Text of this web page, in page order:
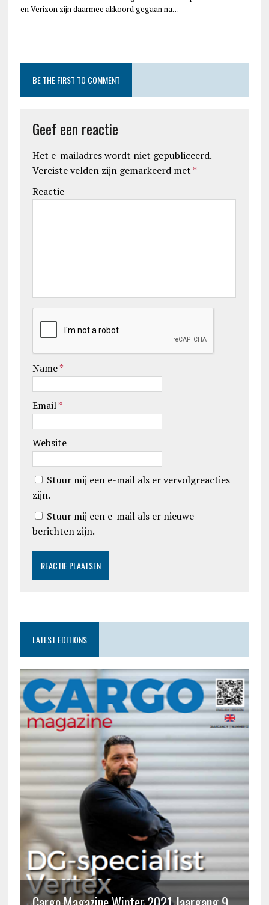
en Verizon zijn daarmee akkoord gegaan na…
BE THE FIRST TO COMMENT
Geef een reactie
Het e-mailadres wordt niet gepubliceerd.
Vereiste velden zijn gemarkeerd met *
Reactie
Name*
Email*
Website
Stuur mij een e-mail als er vervolgreacties
zijn.
Stuur mij een e-mail als er nieuwe
berichten zijn.
LATEST EDITIONS